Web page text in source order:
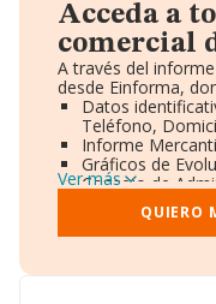
Acceda a
comercial
A través del
desde Einforma,
Datos
Teléfono,
Informe
Gráficos de
Consejo de
Directivos y
Accionistas.
Participaciones
Información
Ver más
QUIERO